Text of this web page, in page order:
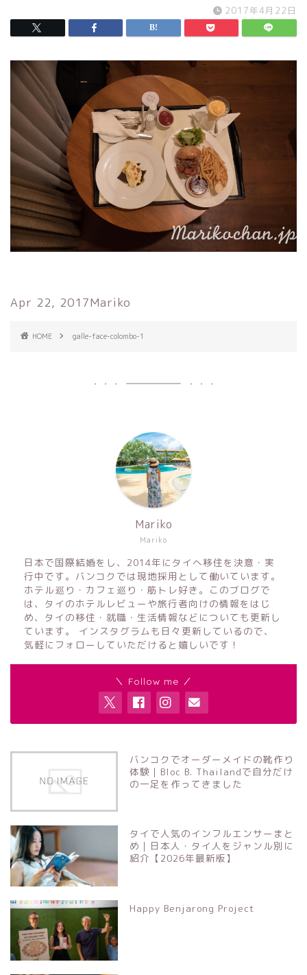
2017年4月22日
Apr 22, 2017Mariko
HOME galle-face-colombo-1
Mariko
Mariko
日本で国際結婚をし、2014年にタイへ移住を決意・実
行中です。バンコクでは現地採用として働いています。
ホテル巡り・カフェ巡り・筋トレ好き。このブログで
は、タイのホテルレビューや旅行者向けの情報をはじ
め、タイの移住・就職・生活情報などについても更新し
ています。 インスタグラムも日々更新しているので、
気軽にフォローしていただけると嬉しいです！
＼ Follow me ／
バンコクでオーダーメイドの靴作り
体験｜Bloc B. Thailandで自分だけ
の一足を作ってきました
タイで人気のインフルエンサーまと
め｜日本人・タイ人をジャンル別に
紹介【2026年最新版】
Happy Benjarong Project